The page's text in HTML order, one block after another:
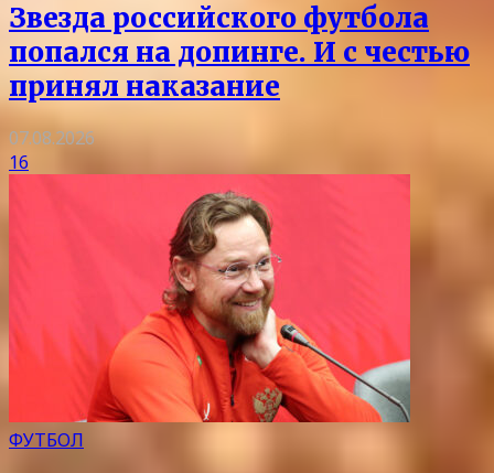
Звезда российского футбола
попался на допинге. И с честью
принял наказание
07.08.2026
16
ФУТБОЛ